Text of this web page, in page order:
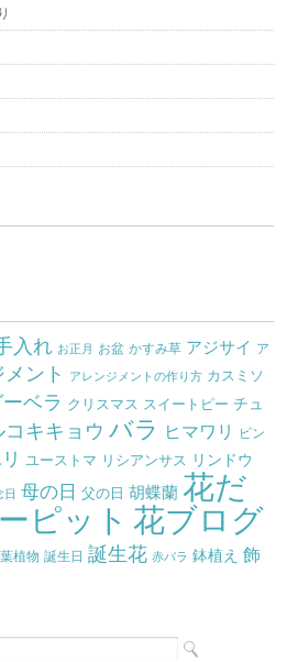
入れ お正月 お盆 かすみ草 アジサイ ア
ント アレンジメントの作り方 カスミソ
ーベラ クリスマス スイートピー チュ
コキキョウ バラ ヒマワリ
ピン
ユーストマ リシアンサス リンドウ
日 母の日 父の日 胡蝶蘭 花だ
ピット 花ブログ
植物 誕生日 誕生花 赤バラ 鉢植え 飾